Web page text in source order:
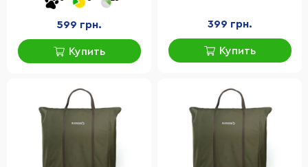
599 грн.
Купить
399 грн.
Купить